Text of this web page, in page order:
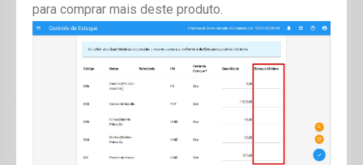
para comprar mais deste produto.